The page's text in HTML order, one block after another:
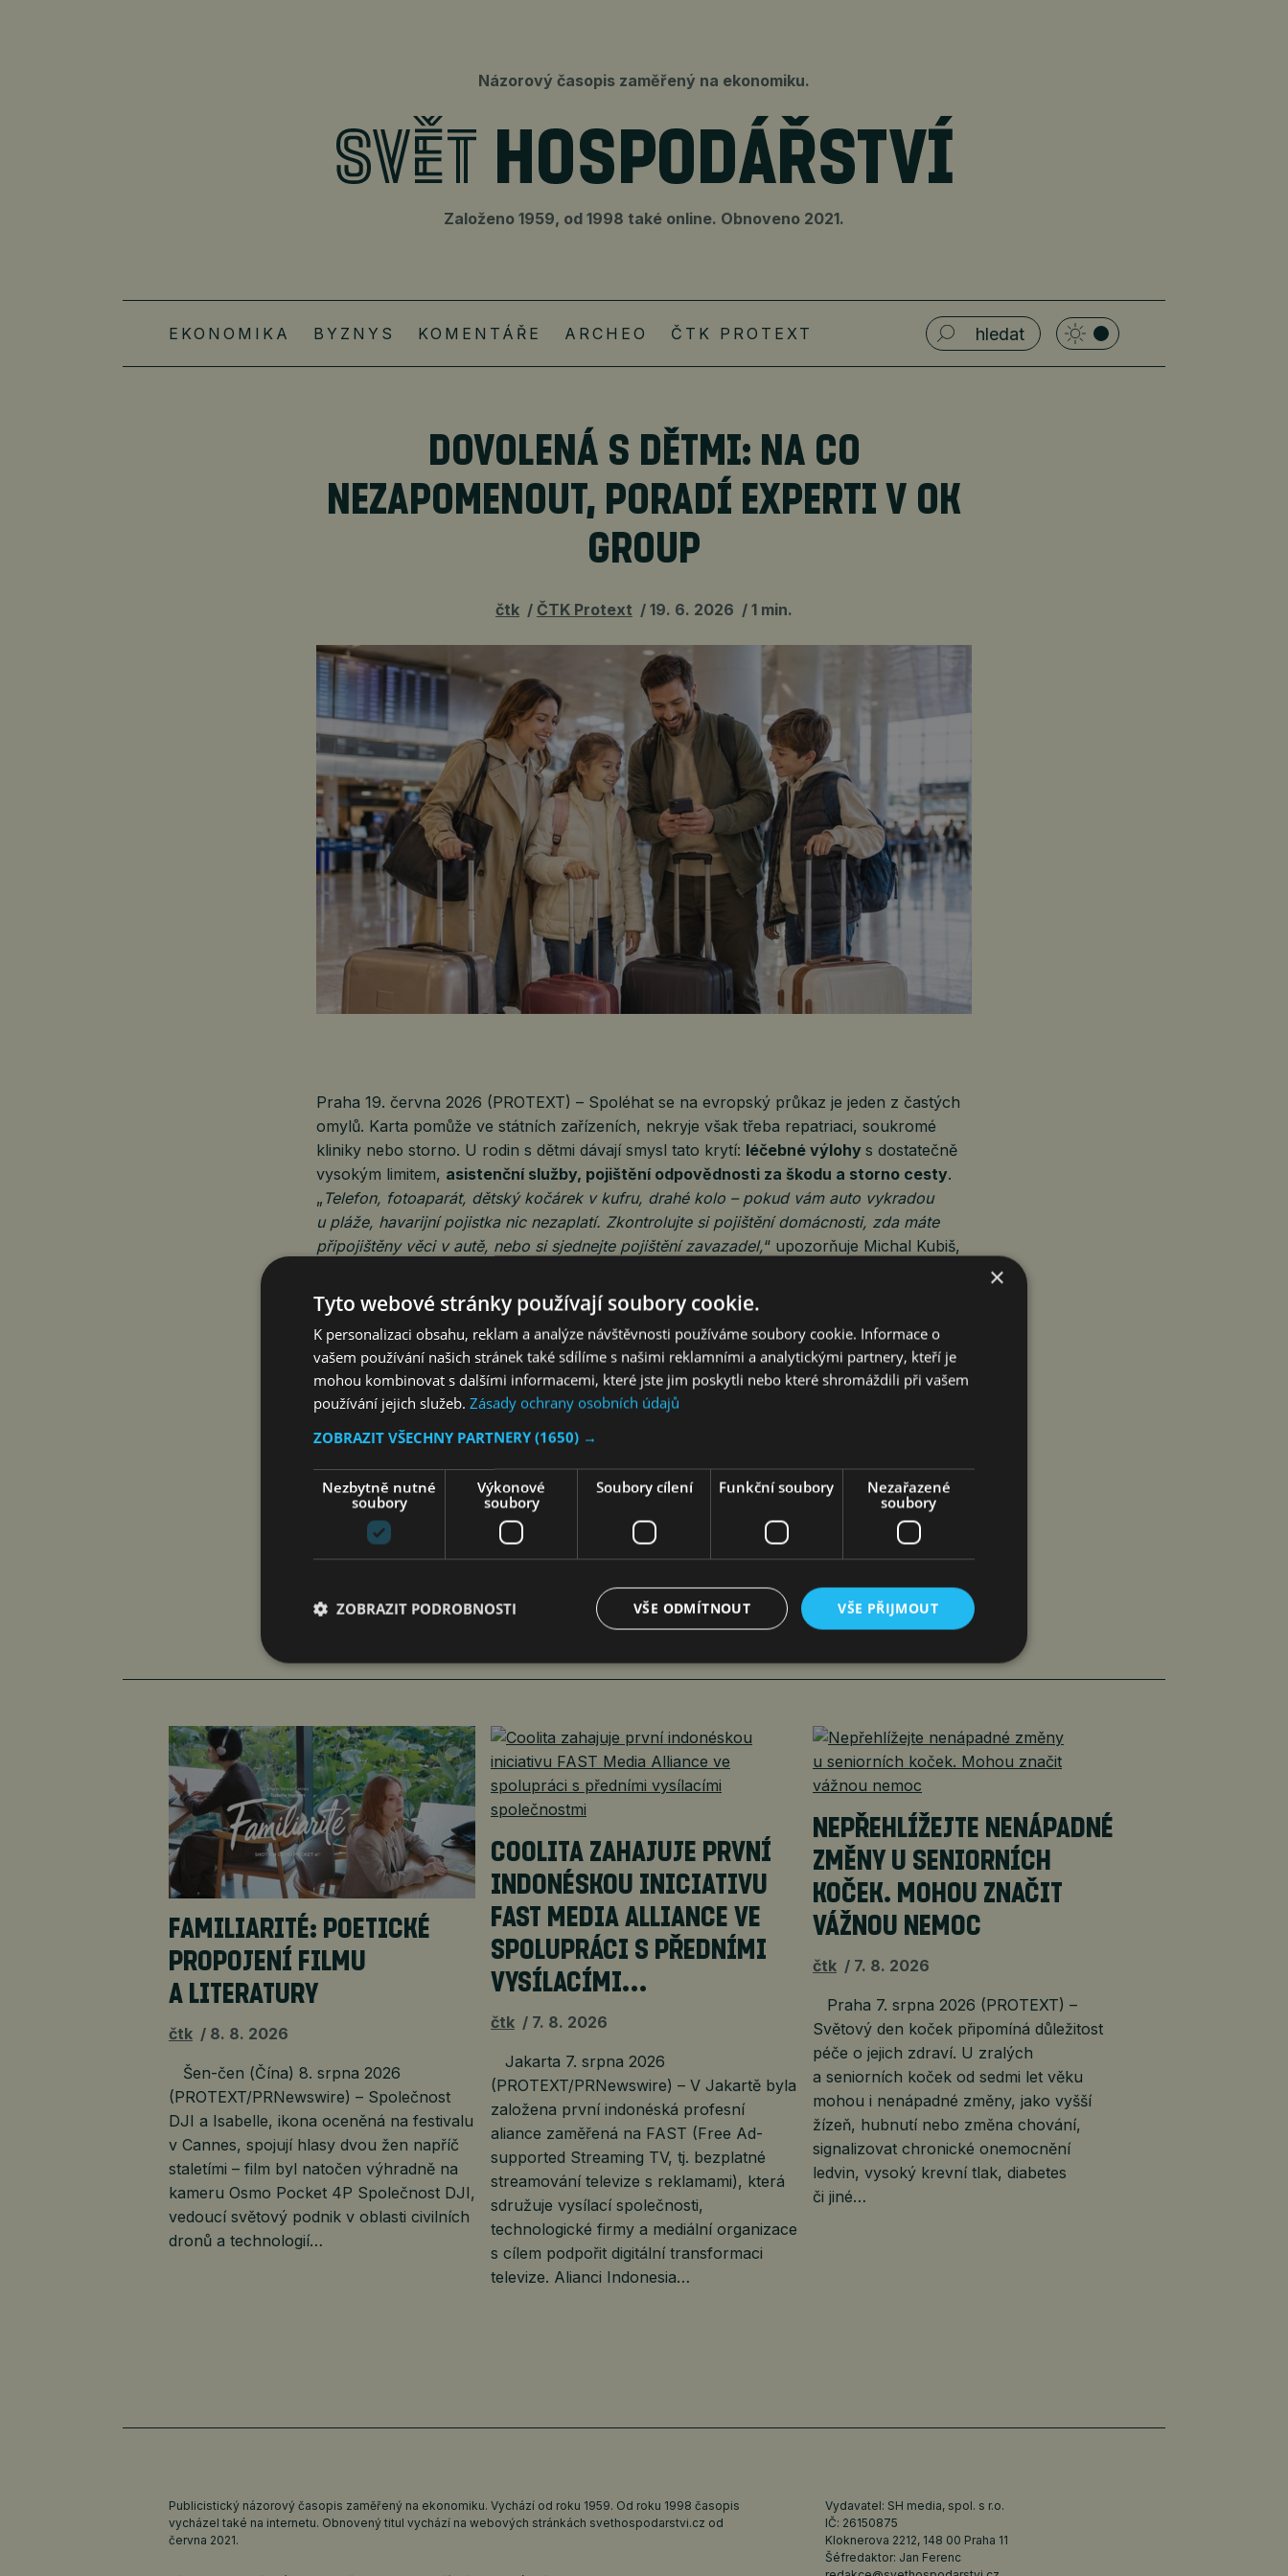
Názorový časopis zaměřený na ekonomiku.
Založeno 1959, od 1998 také online. Obnoveno 2021.
EKONOMIKA BYZNYS KOMENTÁŘE ARCHEO ČTK PROTEXT
DOVOLENÁ S DĚTMI: NA CO
NEZAPOMENOUT, PORADÍ EXPERTI V OK
GROUP
čtk ČTK Protext 19. 6. 2026 1 min.
Praha 19. června 2026 (PROTEXT) – Spoléhat se na evropský průkaz je jeden z častých
omylů. Karta pomůže ve státních zařízeních, nekryje však třeba repatriaci, soukromé
kliniky nebo storno. U rodin s dětmi dávají smysl tato krytí: léčebné výlohy s dostatečně
vysokým limitem, asistenční služby, pojištění odpovědnosti za škodu a storno cesty.
„ Telefon, fotoaparát, dětský kočárek v kufru, drahé kolo – pokud vám auto vykradou
u pláže, havarijní pojistka nic nezaplatí. Zkontrolujte si pojištění domácnosti, zda máte
připojištěny věci v autě, nebo si sjednejte pojištění zavazadel,“ upozorňuje Michal Kubiš,
bezstarostnost. „
Cestovní kancelář neřeší zdravotní komplikace, nezaplatí škodu, kterou
způsobí vaše dítě, a nezajistí repatriaci. Vlastní pojistku potřebujete vždy
Stáhněte si praktický checklist před dovolenounawww.okgroup.cz.
FAMILIARITÉ: POETICKÉ
PROPOJENÍ FILMU
A LITERATURY
čtk 8. 8. 2026
Šen-čen (Čína) 8. srpna 2026
(PROTEXT/PRNewswire) – Společnost
DJI a Isabelle, ikona oceněná na festivalu
v Cannes, spojují hlasy dvou žen napříč
staletími – film byl natočen výhradně na
kameru Osmo Pocket 4P Společnost DJI,
vedoucí světový podnik v oblasti civilních
dronů a technologií…
COOLITA ZAHAJUJE PRVNÍ
INDONÉSKOU INICIATIVU
FAST MEDIA ALLIANCE VE
SPOLUPRÁCI S PŘEDNÍMI
VYSÍLACÍMI…
čtk 7. 8. 2026
Jakarta 7. srpna 2026
(PROTEXT/PRNewswire) – V Jakartě byla
založena první indonéská profesní
aliance zaměřená na FAST (Free Ad-
supported Streaming TV, tj. bezplatné
streamování televize s reklamami), která
sdružuje vysílací společnosti,
technologické firmy a mediální organizace
s cílem podpořit digitální transformaci
televize. Alianci Indonesia…
NEPŘEHLÍŽEJTE NENÁPADNÉ
ZMĚNY U SENIORNÍCH
KOČEK. MOHOU ZNAČIT
VÁŽNOU NEMOC
čtk 7. 8. 2026
Praha 7. srpna 2026 (PROTEXT) –
Světový den koček připomíná důležitost
péče o jejich zdraví. U zralých
a seniorních koček od sedmi let věku
mohou i nenápadné změny, jako vyšší
žízeň, hubnutí nebo změna chování,
signalizovat chronické onemocnění
ledvin, vysoký krevní tlak, diabetes
či jiné…
Publicistický názorový časopis zaměřený na ekonomiku. Vychází od roku 1959. Od roku 1998 časopis
vycházel také na internetu. Obnovený titul vychází na webových stránkách svethospodarstvi.cz od
června 2021.
Vydavatel: SH media, spol. s r.o.
IČ: 26150875
Kloknerova 2212, 148 00 Praha 11
Šéfredaktor: Jan Ferenc
×
Tyto webové stránky používají soubory cookie.
K personalizaci obsahu, reklam a analýze návštěvnosti používáme soubory cookie. Informace o
vašem používání našich stránek také sdílíme s našimi reklamními a analytickými partnery, kteří je
mohou kombinovat s dalšími informacemi, které jste jim poskytli nebo které shromáždili při vašem
používání jejich služeb. Zásady ochrany osobních údajů
ZOBRAZIT VŠECHNY PARTNERY (1650) →
Nezbytně nutné
soubory
Výkonové
soubory
Soubory cílení Funkční soubory
Nezařazené
soubory
VŠE PŘIJMOUT
VŠE ODMÍTNOUT
ZOBRAZIT PODROBNOSTI